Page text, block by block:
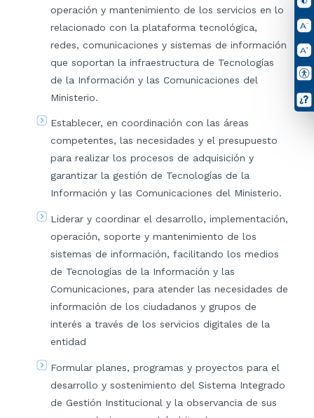
operación y mantenimiento de los servicios en lo
relacionado con la plataforma tecnológica,
redes, comunicaciones y sistemas de información
que soportan la infraestructura de Tecnologías
de la Información y las Comunicaciones del
Ministerio.
Establecer, en coordinación con las áreas
competentes, las necesidades y el presupuesto
para realizar los procesos de adquisición y
garantizar la gestión de Tecnologías de la
Información y las Comunicaciones del Ministerio.
Liderar y coordinar el desarrollo, implementación,
operación, soporte y mantenimiento de los
sistemas de información, facilitando los medios
de Tecnologías de la Información y las
Comunicaciones, para atender las necesidades de
información de los ciudadanos y grupos de
interés a través de los servicios digitales de la
entidad
Formular planes, programas y proyectos para el
desarrollo y sostenimiento del Sistema Integrado
de Gestión Institucional y la observancia de sus